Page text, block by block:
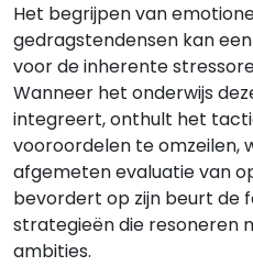
Het begrijpen van
gedragstendensen kan
voor de inherente
Wanneer het onderwijs
integreert, onthult het
vooroordelen te omzeilen,
afgemeten evaluatie van
bevordert op zijn beurt de
strategieën die resoneren
ambities.